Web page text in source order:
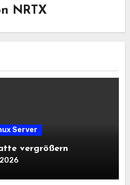
NRTX
Server
vergrößern